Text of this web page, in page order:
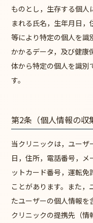
ものとし，生存する個人
まれる氏名，生年月日
等により特定の個人を識
かかるデータ，及び健康
体から特定の個人を識別
す。
第2条（個人情報の収
当クリニックは，ユーザ
日，住所，電話番号，
ットカード番号，運転
ことがあります。また
たユーザーの個人情報を
クリニックの提携先（